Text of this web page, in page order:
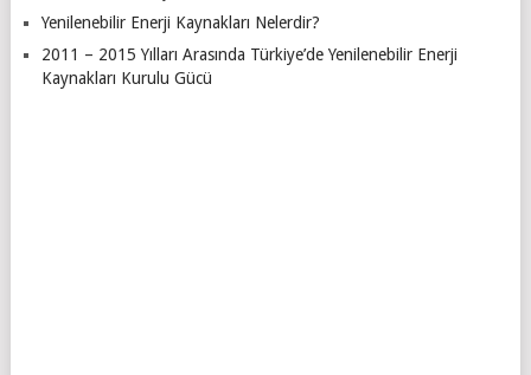
Yenilenebilir Enerji Kaynakları Nelerdir?
2011 – 2015 Yılları Arasında Türkiye’de Yenilenebilir Enerji
Kaynakları Kurulu Gücü